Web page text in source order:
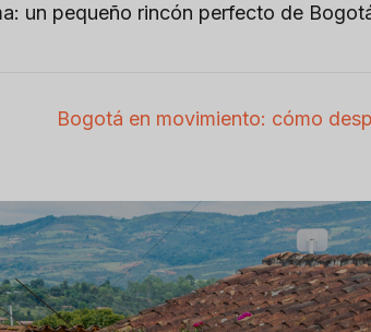
un pequeño rincón perfecto de
Bogotá en movimiento: cómo